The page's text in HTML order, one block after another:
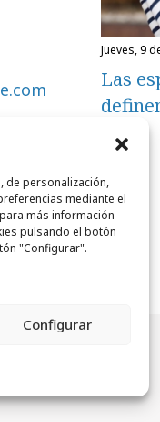
de personalización,
mediante el
para más información
pulsando el botón
"Configurar".
Configurar
jueves, 9
Las